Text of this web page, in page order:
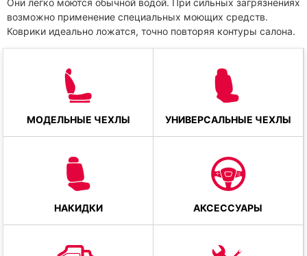
возможно применение специальных моющих средств.
Коврики идеально ложатся, точно повторяя контуры салона.
МОДЕЛЬНЫЕ ЧЕХЛЫ УНИВЕРСАЛЬНЫЕ ЧЕХЛЫ
НАКИДКИ АКСЕССУАРЫ